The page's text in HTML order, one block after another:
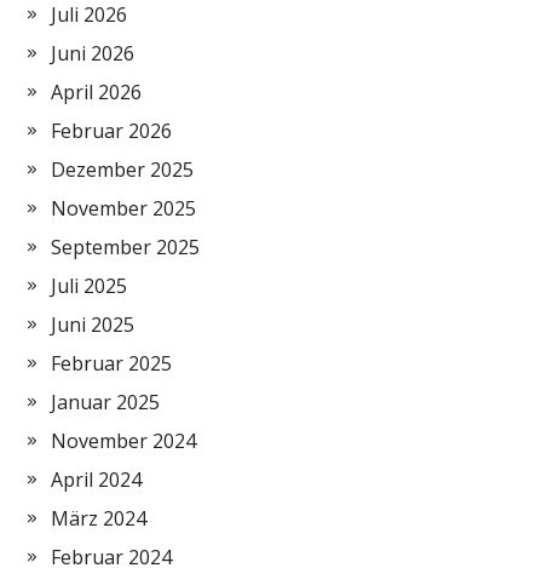
Juli 2026
Juni 2026
April 2026
Februar 2026
Dezember 2025
November 2025
September 2025
Juli 2025
Juni 2025
Februar 2025
Januar 2025
November 2024
April 2024
März 2024
Februar 2024